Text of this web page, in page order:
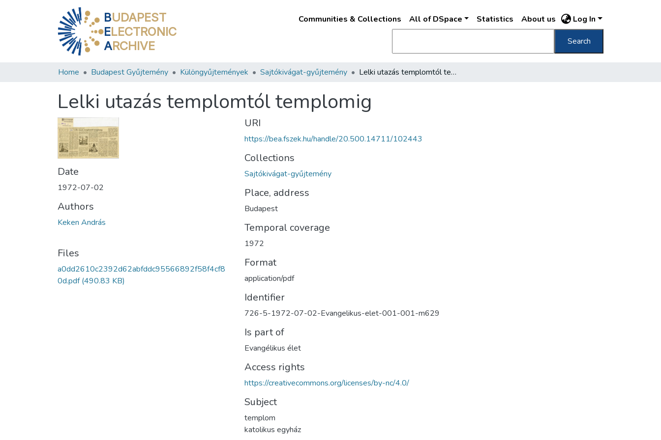
BUDAPEST
ELECTRONIC
ARCHIVE
Communities & Collections All of DSpace Statistics About us Log In
Search
Home Budapest Gyűjtemény Különgyűjtemények Sajtókivágat-gyűjtemény Lelki utazás templomtól templomig
Lelki utazás templomtól templomig
Date
1972-07-02
Authors
Keken András
Files
a0dd2610c2392d62abfddc95566892f58f4cf8
0d.pdf(490.83 KB)
URI
https://bea.fszek.hu/handle/20.500.14711/102443
Collections
Sajtókivágat-gyűjtemény
Place, address
Budapest
Temporal coverage
1972
Format
application/pdf
Identifier
726-5-1972-07-02-Evangelikus-elet-001-001-m629
Is part of
Evangélikus élet
Access rights
https://creativecommons.org/licenses/by-nc/4.0/
Subject
templom
katolikus egyház